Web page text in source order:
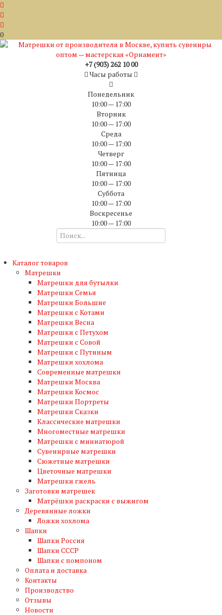
0
+7 (903) 262 10 00
Часы работы
Понедельник
10:00 — 17:00
Вторник
10:00 — 17:00
Среда
10:00 — 17:00
Четверг
10:00 — 17:00
Пятница
10:00 — 17:00
Суббота
10:00 — 17:00
Воскресенье
10:00 — 17:00
Каталог товаров
Матрешки
Матрешки для бутылки
Матрешки Семья
Матрешки Большие
Матрешки с Котами
Матрешки Весна
Матрешки с Петухом
Матрешки с Совой
Матрешки с Путиным
Матрешки хохлома
Современные матрешки
Матрешки Москва
Матрешки Космос
Матрешки Портреты
Матрешки Сказки
Классические матрешки
Многоместные матрешки
Матрешки с миниатюрой
Сувенирные матрешки
Сюжетные матрешки
Цветочные матрешки
Матрешки гжель
Заготовки матрешек
Матрёшки раскраски с выжигом
Деревянные ложки
Ложки хохлома
Шапки
Шапки Россия
Шапки СССР
Шапки с помпоном
Оплата и доставка
Контакты
Производство
Отзывы
Новости